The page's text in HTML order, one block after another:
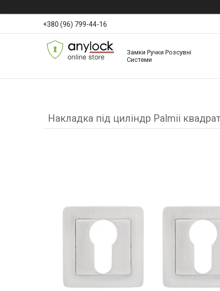
+380 (96) 799-44-16
Замки Ручки Розсувні
Системи
Накладка під циліндр Palmii